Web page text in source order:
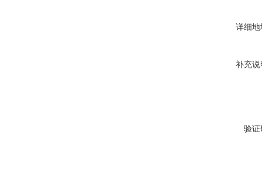
详细地
补充说
验证